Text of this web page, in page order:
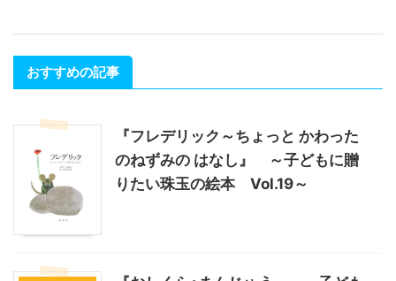
おすすめの記事
『フレデリック～ちょっと かわった
のねずみの はなし』 ～子どもに贈
りたい珠玉の絵本 Vol.19～